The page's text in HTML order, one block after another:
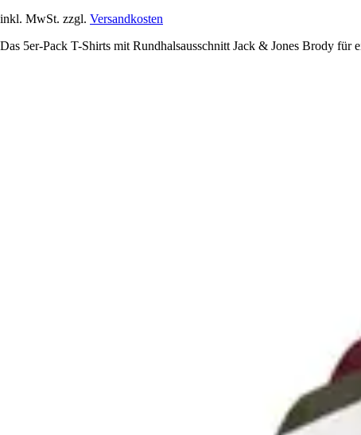
inkl. MwSt. zzgl. Versandkosten
Das 5er-Pack T-Shirts mit Rundhalsausschnitt Jack & Jones Brody für